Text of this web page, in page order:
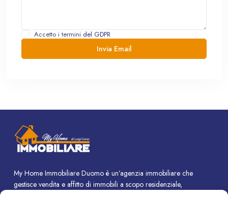
Accetto i termini del GDPR
My Home Immobiliare Duomo è un’agenzia immobiliare che
gestisce vendita e affitto di immobili a scopo residenziale,